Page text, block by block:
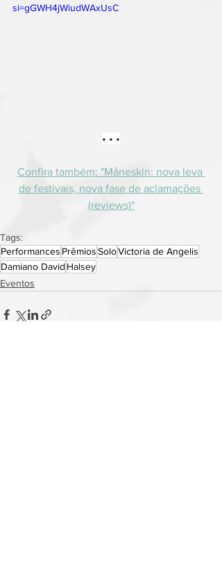
si=gGWH4jWiudWAxUsC
• • •
Confira também: "Måneskin: nova leva
de festivais, nova fase de aclamações
(reviews)"
Tags:
Performances PrêmiosSoloVictoria de Angelis
Damiano David Halsey
Eventos